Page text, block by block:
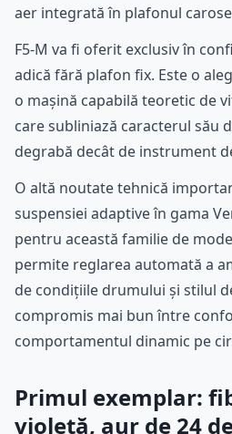
aer integrată în plafonul
F5-M va fi oferit exclusiv în
adică fără plafon fix. Este o
o mașină capabilă teoretic de
care subliniază caracterul său
degrabă decât de instrument
O altă noutate tehnică
suspensiei adaptive în gama
pentru această familie de
permite reglarea automată a
de condițiile drumului și stilul
compromis mai bun între
comportamentul dinamic pe
Primul exemplar:
violetă, aur de 24